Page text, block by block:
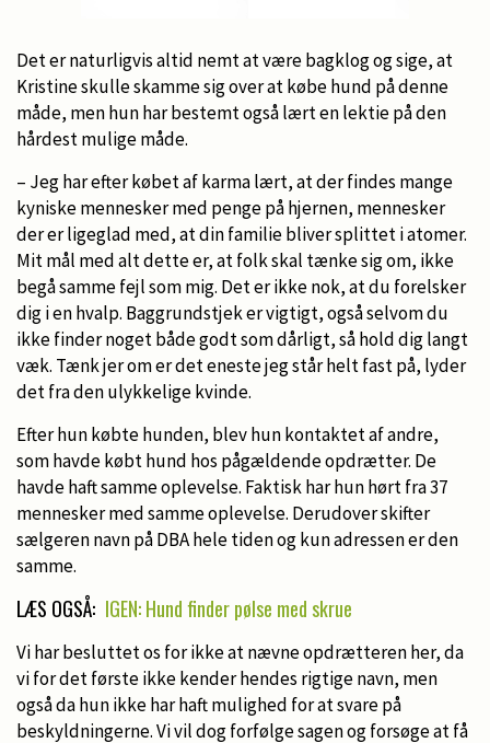
Det er naturligvis altid nemt at være bagklog og sige, at
Kristine skulle skamme sig over at købe hund på denne
måde, men hun har bestemt også lært en lektie på den
hårdest mulige måde.
– Jeg har efter købet af karma lært, at der findes mange
kyniske mennesker med penge på hjernen, mennesker
der er ligeglad med, at din familie bliver splittet i atomer.
Mit mål med alt dette er, at folk skal tænke sig om, ikke
begå samme fejl som mig. Det er ikke nok, at du forelsker
dig i en hvalp. Baggrundstjek er vigtigt, også selvom du
ikke finder noget både godt som dårligt, så hold dig langt
væk. Tænk jer om er det eneste jeg står helt fast på, lyder
det fra den ulykkelige kvinde.
Efter hun købte hunden, blev hun kontaktet af andre,
som havde købt hund hos pågældende opdrætter. De
havde haft samme oplevelse. Faktisk har hun hørt fra 37
mennesker med samme oplevelse. Derudover skifter
sælgeren navn på DBA hele tiden og kun adressen er den
samme.
LÆS OGSÅ: IGEN: Hund finder pølse med skrue
Vi har besluttet os for ikke at nævne opdrætteren her, da
vi for det første ikke kender hendes rigtige navn, men
også da hun ikke har haft mulighed for at svare på
beskyldningerne. Vi vil dog forfølge sagen og forsøge at få